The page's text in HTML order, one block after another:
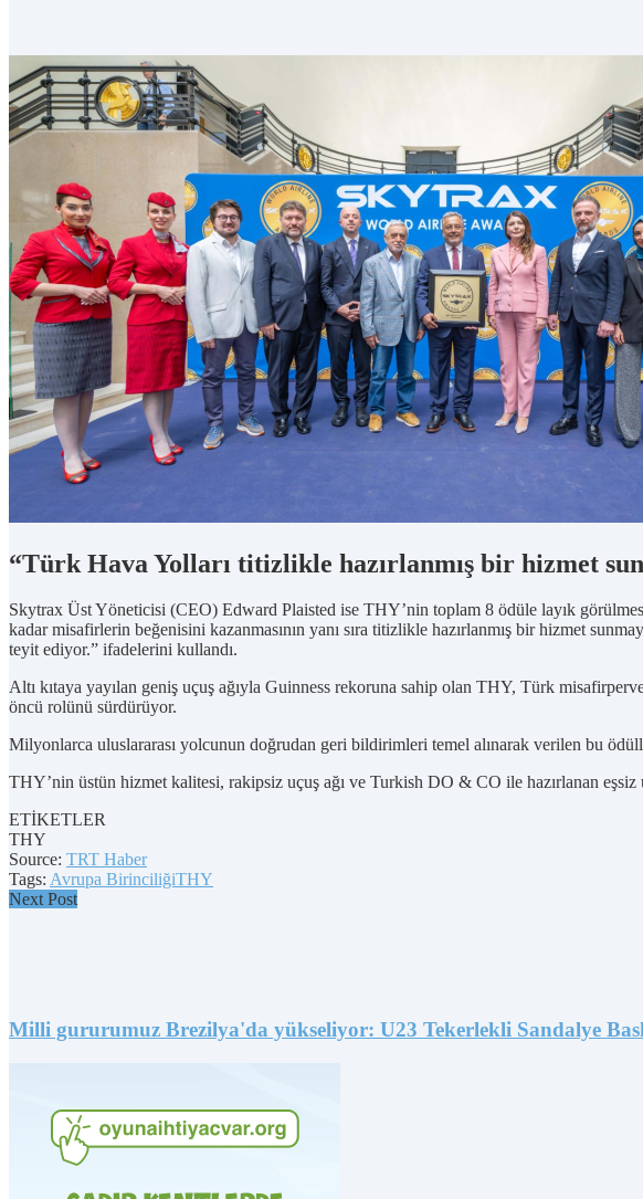
“Türk Hava Yolları titizlikle hazırlanmış bir hizmet
Skytrax Üst Yöneticisi (CEO) Edward Plaisted ise THY’nin toplam 8 ödüle layık
kadar misafirlerin beğenisini kazanmasının yanı sıra titizlikle hazırlanmış bir hizmet
teyit ediyor.” ifadelerini kullandı.
Altı kıtaya yayılan geniş uçuş ağıyla Guinness rekoruna sahip olan THY, Türk
öncü rolünü sürdürüyor.
Milyonlarca uluslararası yolcunun doğrudan geri bildirimleri temel alınarak verilen bu
THY’nin üstün hizmet kalitesi, rakipsiz uçuş ağı ve Turkish DO & CO ile hazırlanan eşsiz
ETİKETLER
THY
Source: TRT Haber
Tags: Avrupa BirinciliğiTHY
Next Post
Milli gururumuz Brezilya'da yükseliyor: U23 Tekerlekli Sandalye